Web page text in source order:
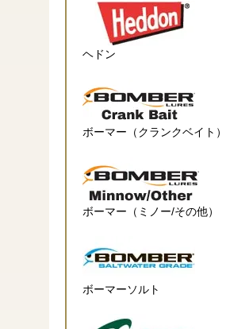
ヘドン
ボーマー（クランクベイト）
ボーマー（ミノー/その他）
ボーマーソルト